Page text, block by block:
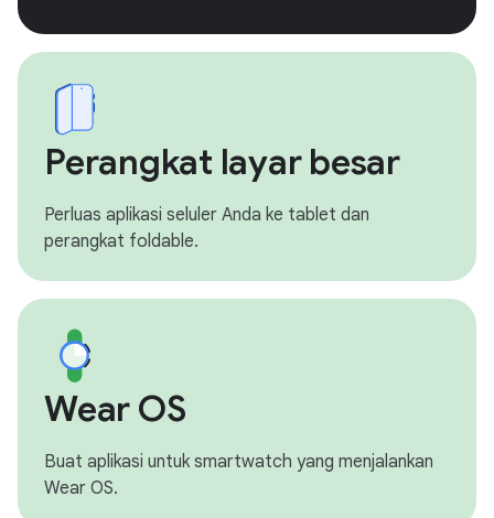
Perangkat layar besar
Perluas aplikasi seluler Anda ke tablet dan
perangkat foldable.
Wear OS
Buat aplikasi untuk smartwatch yang menjalankan
Wear OS.